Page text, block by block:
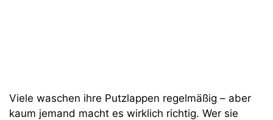
Viele waschen ihre Putzlappen regelmäßig – aber
kaum jemand macht es wirklich richtig. Wer sie